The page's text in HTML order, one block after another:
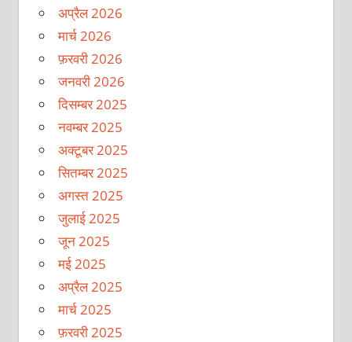
अप्रैल 2026
मार्च 2026
फ़रवरी 2026
जनवरी 2026
दिसम्बर 2025
नवम्बर 2025
अक्टूबर 2025
सितम्बर 2025
अगस्त 2025
जुलाई 2025
जून 2025
मई 2025
अप्रैल 2025
मार्च 2025
फ़रवरी 2025